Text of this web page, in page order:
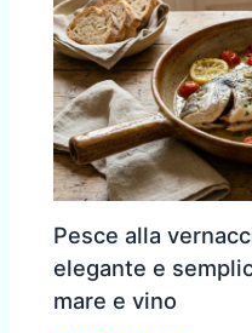
Pesce alla
elegante e
mare e vino